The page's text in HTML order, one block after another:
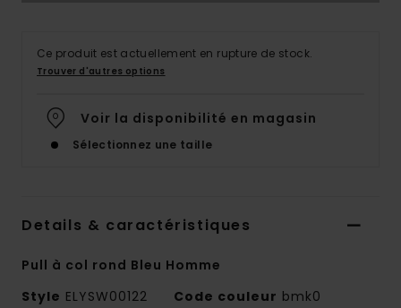
Ce produit est actuellement en rupture de stock.
Trouver d'autres options
Voir la disponibilité en magasin
Sélectionnez une taille
Details & caractéristiques
Pull à col rond Bleu Homme
Style ELYSW00122 Code couleur bmk0